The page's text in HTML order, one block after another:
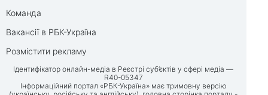
Команда
Вакансії в РБК-Україна
Розмістити рекламу
Ідентифікатор онлайн-медіа в Реєстрі суб’єктів у сфері медіа —
R40-05347
Інформаційний портал «РБК-Україна» має тримовну версію